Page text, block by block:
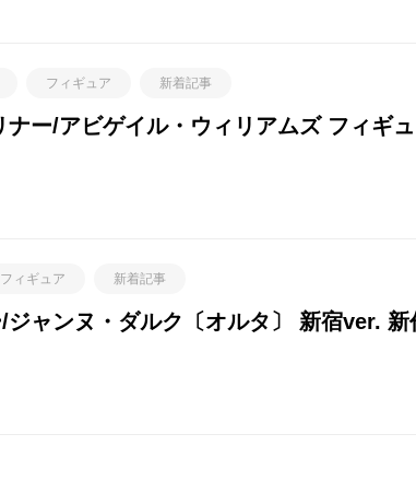
フィギュア 新着記事
ー/アビゲイル・ウィリアムズ フィギ
フィギュア 新着記事
ャンヌ・ダルク〔オルタ〕 新宿ver. 新